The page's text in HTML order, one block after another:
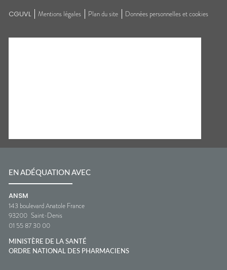
CGUVL Mentions légales Plan du site Données personnelles et cookies
EN ADÉQUATION AVEC
ANSM
143 boulevard Anatole France
93200 Saint-Denis
01 55 87 30 00
MINISTÈRE DE LA SANTÉ
ORDRE NATIONAL DES PHARMACIENS